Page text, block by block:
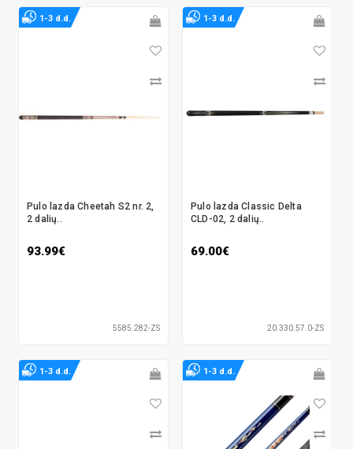
Pulo lazda Cheetah S2 nr. 2,
2 dalių..
93.99€
5585.282-ZS
1-3 d.d.
Pulo lazda Classic Delta
CLD-02, 2 dalių..
69.00€
20.330.57.0-ZS
1-3 d.d.
1-3 d.d. 1-3 d.d.